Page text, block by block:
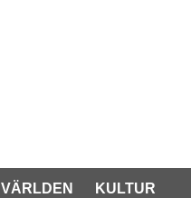
VÄRLDEN KULTUR